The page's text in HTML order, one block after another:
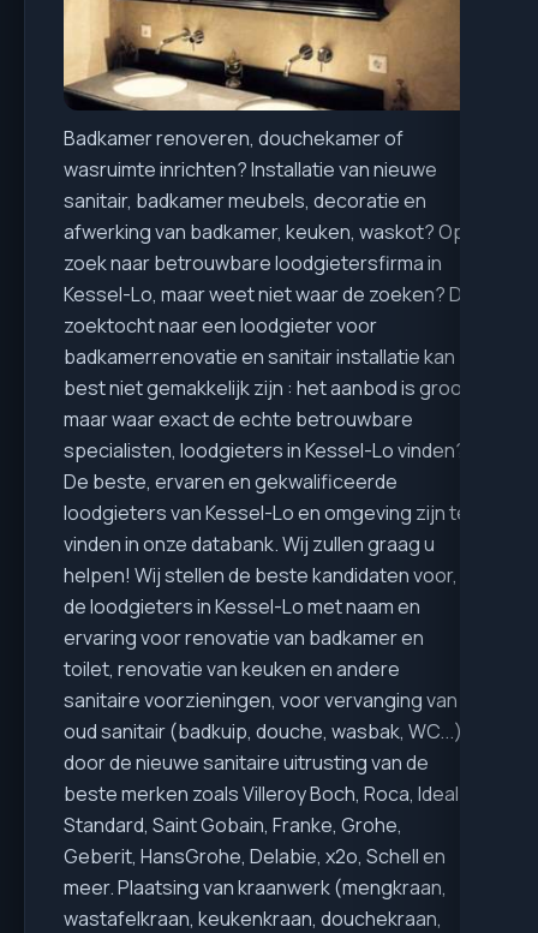
Badkamer renoveren, douchekamer of
wasruimte inrichten? Installatie van nieuwe
sanitair, badkamer meubels, decoratie en
afwerking van badkamer, keuken, waskot? Op
zoek naar betrouwbare loodgietersfirma in
Kessel-Lo, maar weet niet waar de zoeken? De
zoektocht naar een loodgieter voor
badkamerrenovatie en sanitair installatie kan
best niet gemakkelijk zijn : het aanbod is groot,
maar waar exact de echte betrouwbare
specialisten, loodgieters in Kessel-Lo vinden?
De beste, ervaren en gekwalificeerde
loodgieters van Kessel-Lo en omgeving zijn te
vinden in onze databank. Wij zullen graag u
helpen! Wij stellen de beste kandidaten voor,
de loodgieters in Kessel-Lo met naam en
ervaring voor renovatie van badkamer en
toilet, renovatie van keuken en andere
sanitaire voorzieningen, voor vervanging van
oud sanitair (badkuip, douche, wasbak, WC...)
door de nieuwe sanitaire uitrusting van de
beste merken zoals Villeroy Boch, Roca, Ideal
Standard, Saint Gobain, Franke, Grohe,
Geberit, HansGrohe, Delabie, x2o, Schell en
meer. Plaatsing van kraanwerk (mengkraan,
wastafelkraan, keukenkraan, douchekraan,